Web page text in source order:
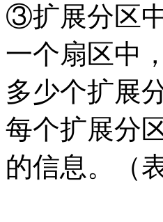
③扩展分区
一个扇区中
多少个扩展
每个扩展分
的信息。（表